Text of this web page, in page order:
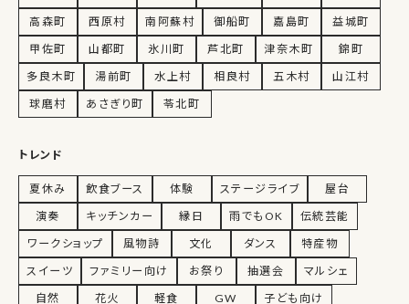
高森町
西原村 南阿蘇村 御船町 嘉島町
益城町
甲佐町
山都町 氷川町 芦北町 津奈木町
錦町
多良木町
湯前町 水上村 相良村 五木村
山江村
球磨村
あさぎり町 苓北町
トレンド
夏休み 飲食ブース 体験 ステージライブ
屋台
演奏
キッチンカー 縁日 雨でもOK
伝統芸能
ワークショップ
風物詩 文化 ダンス
特産物
スイーツ
ファミリー向け お祭り 抽選会
マルシェ
自然
花火 軽食 GW 子ども向け